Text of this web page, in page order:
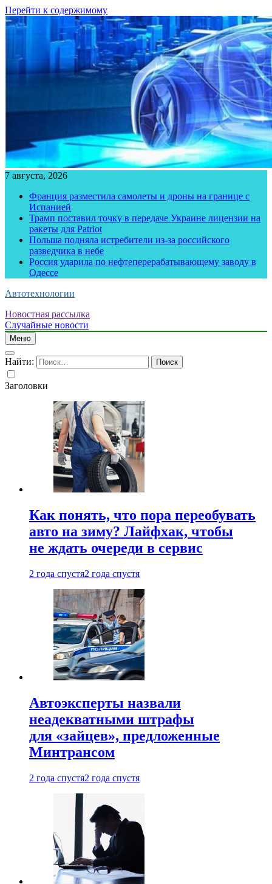
Перейти к содержимому
7 августа, 2026
Франция разместила самолеты и дроны на границе с
Испанией
Трамп поставил точку в передаче Украине лицензии на
ракеты для Patriot
Польша подняла истребители из-за российского
разведчика в небе
Россия ударила по нефтеперерабатывающему заводу в
Одессе
Автотехнологии
Новостная рассылка
Случайные новости
Меню
Найти:
Заголовки
Как понять, что пора переобувать
авто на зиму? Лайфхак, чтобы
не ждать очереди в сервис
2 года спустя2 года спустя
Автоэксперты назвали
неадекватными штрафы
для «зайцев», предложенные
Минтрансом
2 года спустя2 года спустя